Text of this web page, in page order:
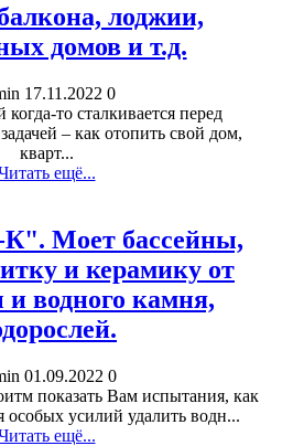
лоджии,
домов и т.д.
17.11.2022 0
то сталкивается перед
– как отопить свой дом,
кварт...
ещё...
Моет бассейны,
и керамику от
водного камня,
01.09.2022 0
показать Вам испытания, как
особых усилий удалить водн...
ещё...